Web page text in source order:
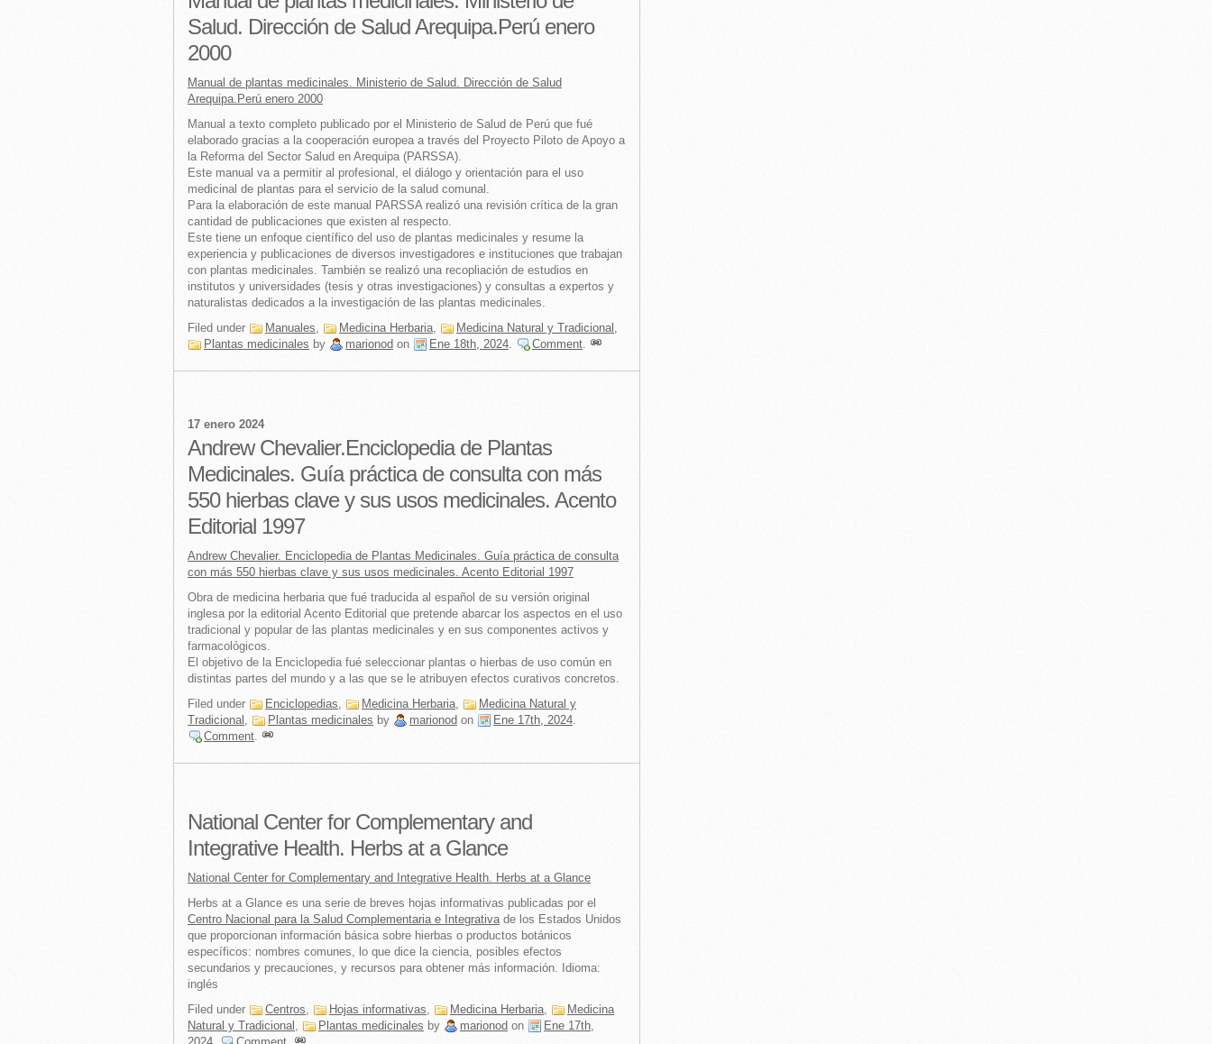
Salud. Dirección de Salud Arequipa.Perú enero
2000
Manual de plantas medicinales. Ministerio de Salud. Dirección de Salud
Arequipa.Perú enero 2000
Manual a texto completo publicado por el Ministerio de Salud de Perú que fué
elaborado gracias a la cooperación europea a través del Proyecto Piloto de Apoyo a
la Reforma del Sector Salud en Arequipa (PARSSA).
Este manual va a permitir al profesional, el diálogo y orientación para el uso
medicinal de plantas para el servicio de la salud comunal.
Para la elaboración de este manual PARSSA realizó una revisión crítica de la gran
cantidad de publicaciones que existen al respecto.
Este tiene un enfoque científico del uso de plantas medicinales y resume la
experiencia y publicaciones de diversos investigadores e instituciones que trabajan
con plantas medicinales. También se realizó una recopliación de estudios en
institutos y universidades (tesis y otras investigaciones) y consultas a expertos y
naturalistas dedicados a la investigación de las plantas medicinales.
Filed under
Manuales, Medicina Herbaria, Medicina Natural y Tradicional ,
Plantas medicinales by marionod on Ene 18th, 2024. Comment.
17 enero 2024
Andrew Chevalier.Enciclopedia de Plantas
Medicinales. Guía práctica de consulta con más
550 hierbas clave y sus usos medicinales. Acento
Editorial 1997
Andrew Chevalier. Enciclopedia de Plantas Medicinales. Guía práctica de consulta
con más 550 hierbas clave y sus usos medicinales. Acento Editorial 1997
Obra de medicina herbaria que fué traducida al español de su versión original
inglesa por la editorial Acento Editorial que pretende abarcar los aspectos en el uso
tradicional y popular de las plantas medicinales y en sus componentes activos y
farmacológicos.
El objetivo de la Enciclopedia fué seleccionar plantas o hierbas de uso común en
distintas partes del mundo y a las que se le atribuyen efectos curativos concretos.
Filed under
Enciclopedias, Medicina Herbaria,
Medicina Natural y
Tradicional , Plantas medicinales by marionod on Ene 17th, 2024.
Comment.
National Center for Complementary and
Integrative Health. Herbs at a Glance
National Center for Complementary and Integrative Health. Herbs at a Glance
Herbs at a Glance es una serie de breves hojas informativas publicadas por el
Centro Nacional para la Salud Complementaria e Integrativade los Estados Unidos
que proporcionan información básica sobre hierbas o productos botánicos
específicos: nombres comunes, lo que dice la ciencia, posibles efectos
secundarios y precauciones, y recursos para obtener más información. Idioma:
inglés
Filed under
Centros, Hojas informativas, Medicina Herbaria,
Medicina
Natural y Tradicional , Plantas medicinales by marionod on
Ene 17th,